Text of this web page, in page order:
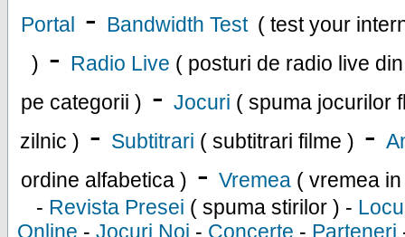
Portal - Bandwidth Test ( test your
) - Radio Live ( posturi de radio live
pe categorii ) - Jocuri ( spuma jocurilor
zilnic ) - Subtitrari ( subtitrari filme ) -
ordine alfabetica ) - Vremea ( vremea
- Revista Presei ( spuma stirilor ) -
Online - Jocuri Noi - Concerte - Parteneri